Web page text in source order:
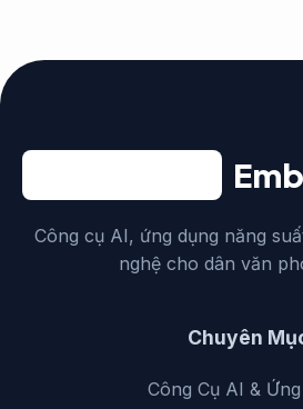
Công cụ AI, ứng dụng năng
nghệ cho dân văn
Chuyên
Công Cụ AI &